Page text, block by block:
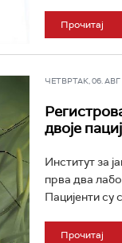
Прочитај
ЧЕТВРТАК, 06. АВГ
двоје
Институт за
прва два
Пацијенти су
Прочитај